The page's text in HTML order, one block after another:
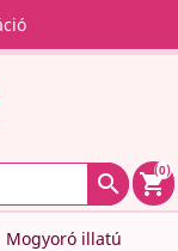
 shopping_cart
(0)
Mogyoró illatú